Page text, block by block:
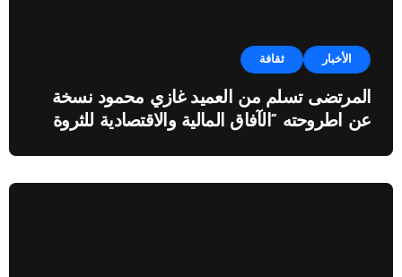
الأخبار ثقافة
المرتضى تسلم من العميد غازي محمود نسخة
عن اطروحته “الآفاق المالية والاقتصادية للثروة